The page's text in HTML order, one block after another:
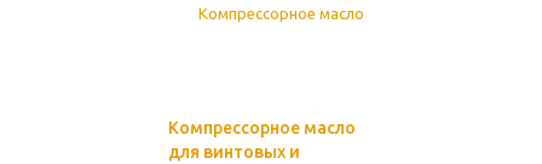
Компрессорное масло
для винтовых и